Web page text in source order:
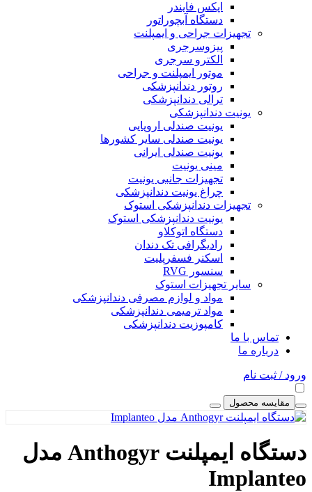
اپکس فایندر
دستگاه آبچوراتور
تجهیزات جراحی و ایمپلنت
پیزوسرجری
الکترو سرجری
موتور ایمپلنت و جراحی
روتور دندانپزشکی
ترالی دندانپزشکی
یونیت دندانپزشکی
یونیت صندلی اروپایی
یونیت صندلی سایر کشورها
یونیت صندلی ایرانی
مینی یونیت
تجهیزات جانبی یونیت
چراغ یونیت دندانپزشکی
تجهیزات دندانپزشکی استوک
یونیت دندانپزشکی استوک
دستگاه اتوکلاو
رادیگرافی تک دندان
اسکنر فسفرپلیت
سنسور RVG
سایر تجهیزات استوک
مواد و لوازم مصرفی دندانپزشکی
مواد ترمیمی دندانپزشکی
کامپوزیت دندانپزشکی
تماس با ما
درباره ما
ورود / ثبت نام
مقایسه محصول
دستگاه ایمپلنت Anthogyr مدل
Implanteo